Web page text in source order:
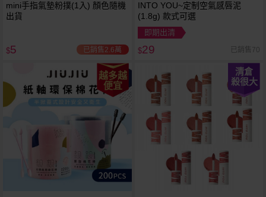
mini手指氣墊粉撲(1入) 顏色隨機
出貨
$5 已銷售2.6萬
INTO YOU~定制空氣感唇泥
(1.8g) 款式可選
即期出清
$29 已銷售70
越多越
便宜
清倉
殺很大